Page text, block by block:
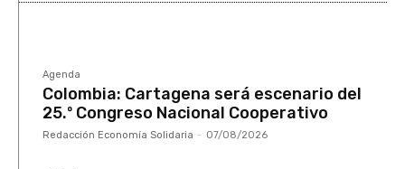
Agenda
Colombia: Cartagena será escenario del
25.º Congreso Nacional Cooperativo
Redacción Economía Solidaria - 07/08/2026